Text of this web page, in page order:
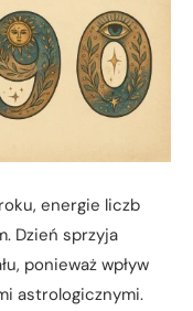
energie liczb
Dzień sprzyja
ponieważ wpływ
astrologicznymi.